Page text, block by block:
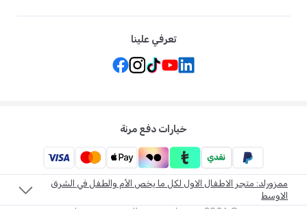
تعرفي علينا
خيارات دفع مرنة
ممزورلد: متجر الاطفال الاول لكل ما يخص الأم والطفل في الشرق
الاوسط